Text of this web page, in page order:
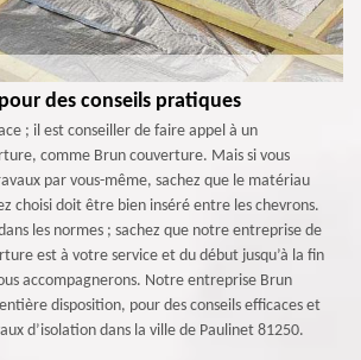
des conseils pratiques
; il est conseiller de faire appel à un
comme Brun couverture. Mais si vous
par vous-même, sachez que le matériau
choisi doit être bien inséré entre les chevrons.
les normes ; sachez que notre entreprise de
est à votre service et du début jusqu’à la fin
accompagnerons. Notre entreprise Brun
disposition, pour des conseils efficaces et
d’isolation dans la ville de Paulinet 81250.